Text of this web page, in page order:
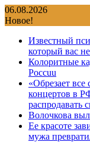
Перейти
к
06.08.2026
Новое!
Известный
который вас
Колоритные
Россuu
«Обрезает все
концертов в
распродавать
Волочкова
Ее красоте
мужа